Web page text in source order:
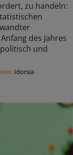
zu handeln:
des Jahres
und
Idorsia